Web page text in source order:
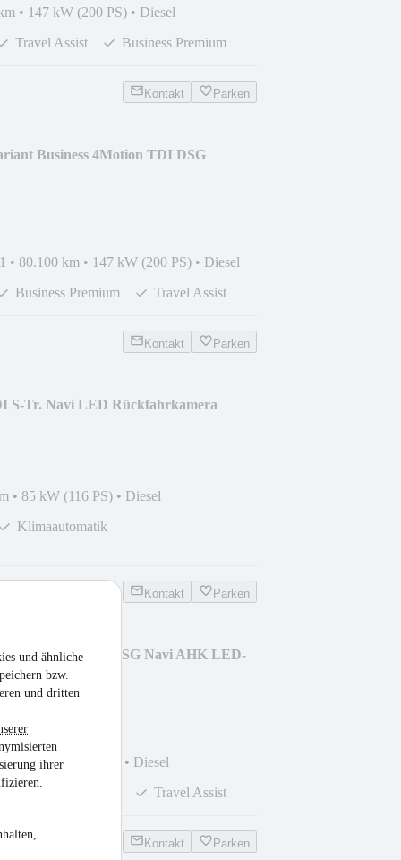
und ähnliche
bzw.
und dritten
ihrer
• 147 kW (200 PS) • Diesel
Travel Assist Business Premium
Kontakt Parken
Business 4Motion TDI DSG
• 80.100 km • 147 kW (200 PS) • Diesel
Business Premium Travel Assist
Kontakt Parken
S-Tr. Navi LED Rückfahrkamera
• 85 kW (116 PS) • Diesel
Klimaautomatik
Kontakt Parken
4Motion TDI DSG Navi AHK LED-
•147 kW (200 PS) • Diesel
Travel Assist
Kontakt Parken